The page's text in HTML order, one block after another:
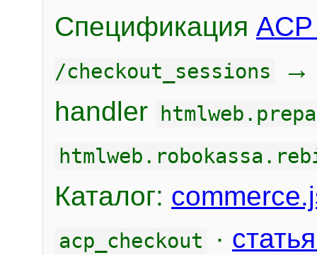
Спецификация
/checkout_sessions
handler
Каталог:
acp_checkout ·